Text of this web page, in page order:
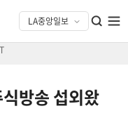
방송 섭외왔